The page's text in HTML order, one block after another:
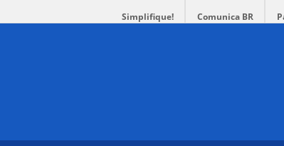
Simplifique! Comunica BR